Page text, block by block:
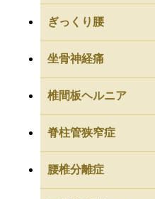
ぎっくり腰
坐骨神経痛
椎間板ヘルニア
脊柱管狭窄症
腰椎分離症